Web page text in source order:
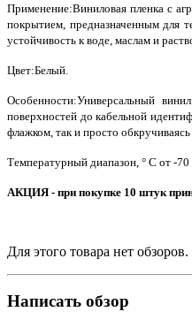
Применение:Виниловая пленка с
покрытием, предназначенным для
устойчивость к воде, маслам и
Цвет:Белый.
Особенности:Универсальный
поверхностей до кабельной
флажком, так и просто обкручиваясь
Температурный диапазон, ° С от -70
АКЦИЯ - при покупке 10 штук
Для этого товара нет обзоров.
Написать обзор